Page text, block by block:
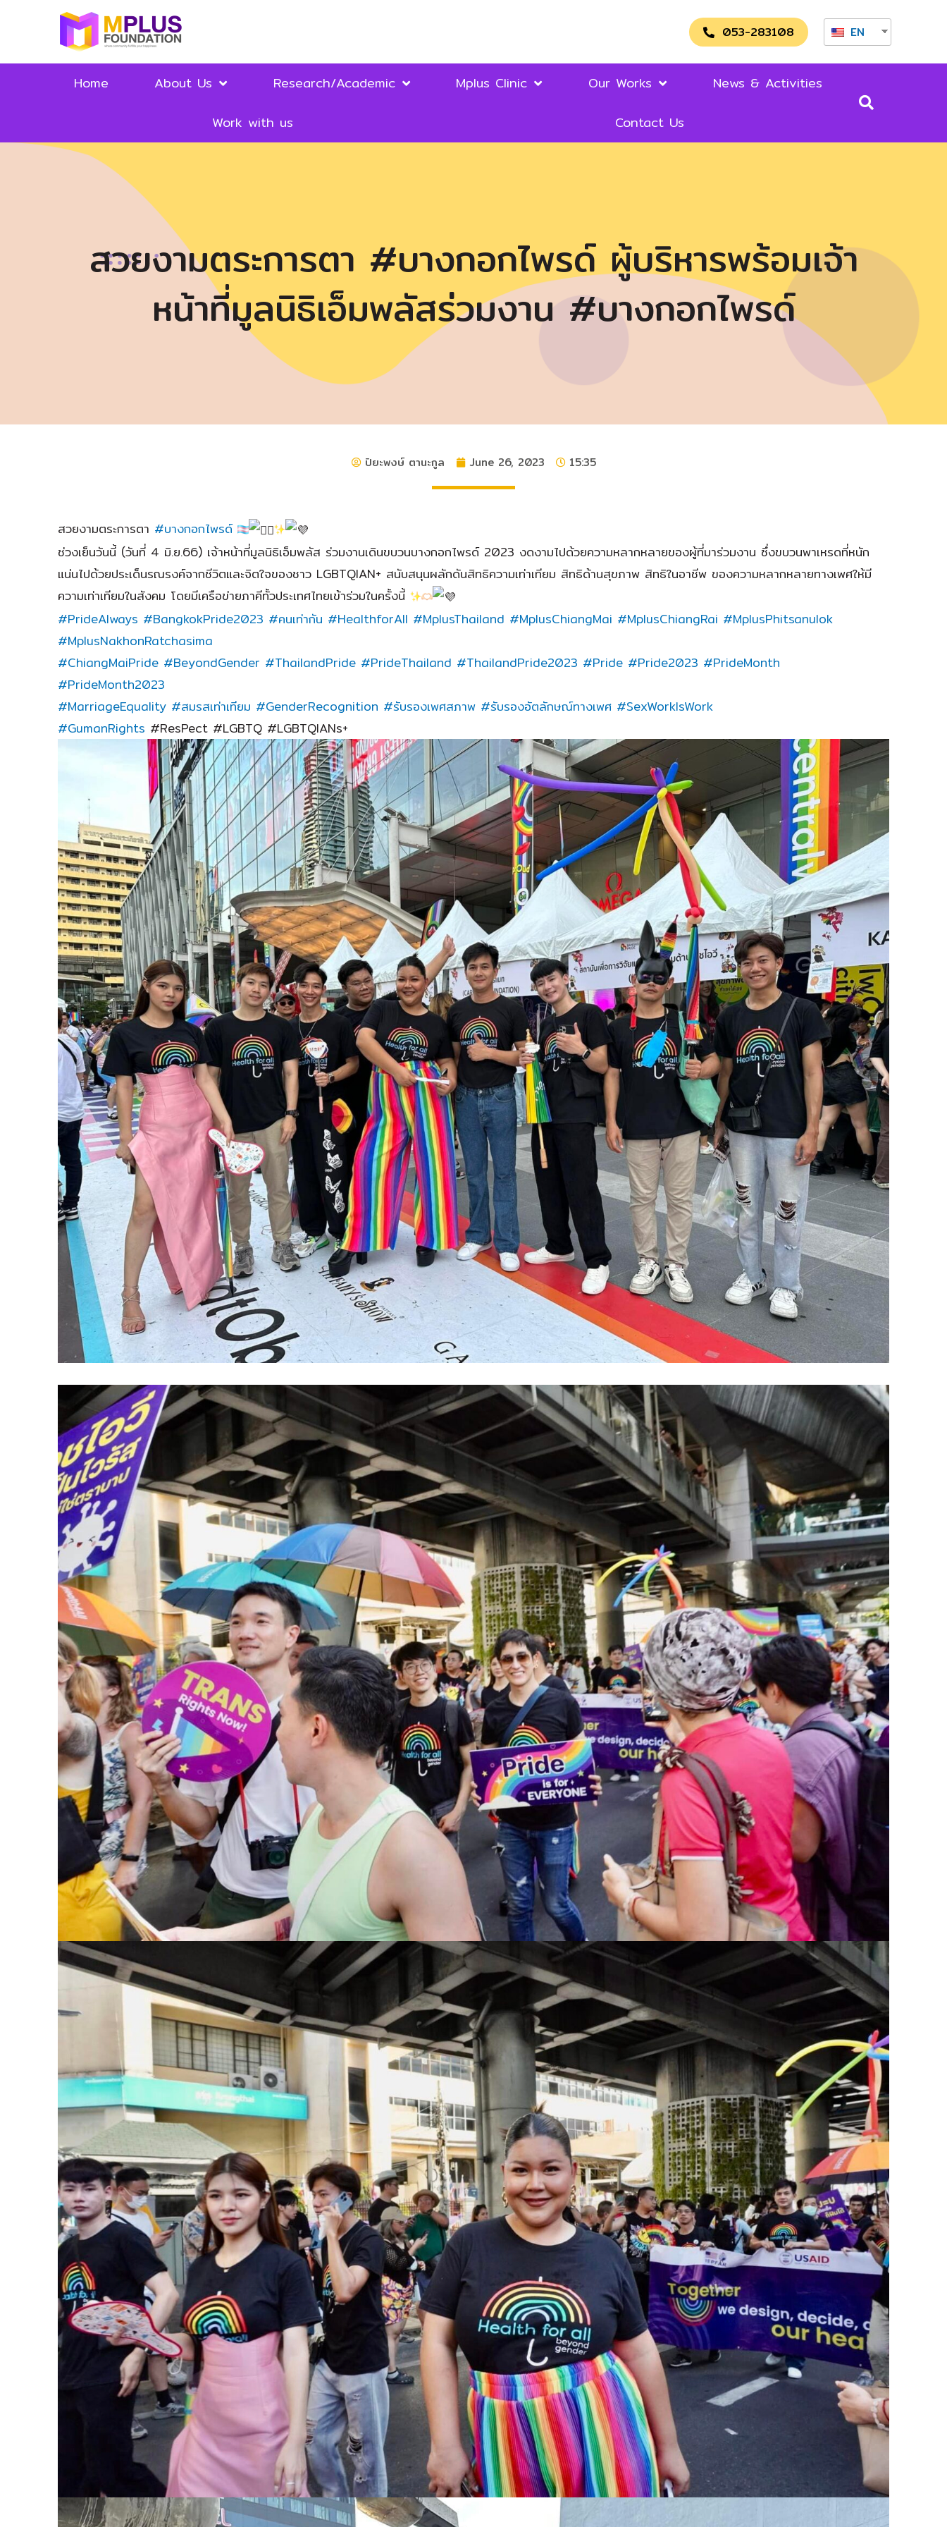
053-283108 EN
Home About Us Research/Academic Mplus Clinic Our Works
News & Activities
Work with us
Contact Us
สวยงามตระการตา #บางกอกไพรด์ ผู้บริหารพร้อมเจ้า
หน้าที่มูลนิธิเอ็มพลัสร่วมงาน #บางกอกไพรด์
ปิยะพงษ์ ตานะกูล June 26, 2023 15:35
สวยงามตระการตา #บางกอกไพรด์
ช่วงเย็นวันนี้ (วันที่ 4 มิ.ย.66) เจ้าหน้าที่มูลนิธิเอ็มพลัส ร่วมงานเดินขบวนบางกอกไพรด์ 2023 งดงามไปด้วยความหลากหลายของผู้ที่มาร่วมงาน ซึ่งขบวนพาเหรดที่หนัก
แน่นไปด้วยประเด็นรณรงค์จากชีวิตและจิตใจของชาว LGBTQIAN+ สนับสนุนผลักดันสิทธิความเท่าเทียม สิทธิด้านสุขภาพ สิทธิในอาชีพ ของความหลากหลายทางเพศให้มี
ความเท่าเทียมในสังคม โดยมีเครือข่ายภาคีทั้วประเทศไทยเข้าร่วมในครั้งนี้
#PrideAlways #BangkokPride2023 #คนเท่ากัน #HealthforAll #MplusThailand #MplusChiangMai #MplusChiangRai #MplusPhitsanulok
#MplusNakhonRatchasima
#ChiangMaiPride #BeyondGender #ThailandPride #PrideThailand #ThailandPride2023 #Pride #Pride2023 #PrideMonth
#PrideMonth2023
#MarriageEquality #สมรสเท่าเทียม #GenderRecognition #รับรองเพศสภาพ #รับรองอัตลักษณ์ทางเพศ #SexWorkIsWork
#GumanRights #ResPect #LGBTQ #LGBTQIANs+